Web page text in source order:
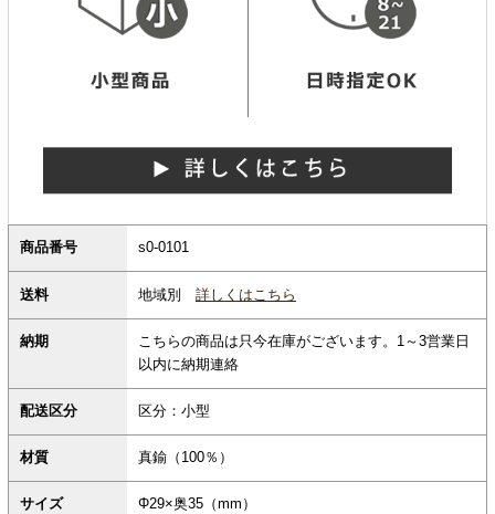
商品番号 s0-0101
送料 地域別 詳しくはこちら
納期
こちらの商品は只今在庫がございます。1～3営業日
以内に納期連絡
配送区分 区分：小型
材質 真鍮（100％）
サイズ Φ29×奥35（mm）